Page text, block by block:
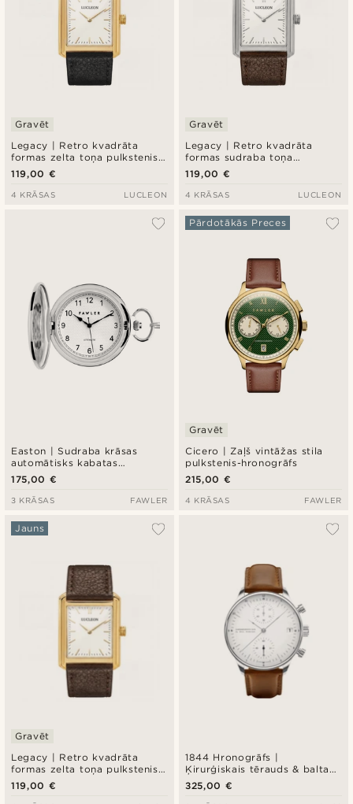
Legacy | Retro kvadrāta
formas zelta toņa pulkstenis
ar baltu ciparnīcu un melnu
ādas siksniņu
Gravēt
119,00 €
4 KRĀSAS LUCLEON
Legacy | Retro kvadrāta
formas sudraba toņa
pulkstenis ar baltu ciparnīcu
un tumši brūnu ādas siksniņu
Gravēt
119,00 €
4 KRĀSAS LUCLEON
Easton | Sudraba krāsas
automātisks kabatas
pulkstenis
175,00 €
3 KRĀSAS FAWLER
Cicero | Zaļš vintāžas stila
pulkstenis-hronogrāfs
Pārdotākās Preces
Gravēt
215,00 €
4 KRĀSAS FAWLER
Legacy | Retro kvadrāta
formas zelta toņa pulkstenis
ar baltu ciparnīcu un tumši
brūnu ādas siksniņu
Jauns
Gravēt
119,00 €
1844 Hronogrāfs |
Ķirurģiskais tērauds & balta
krāsa
325,00 €